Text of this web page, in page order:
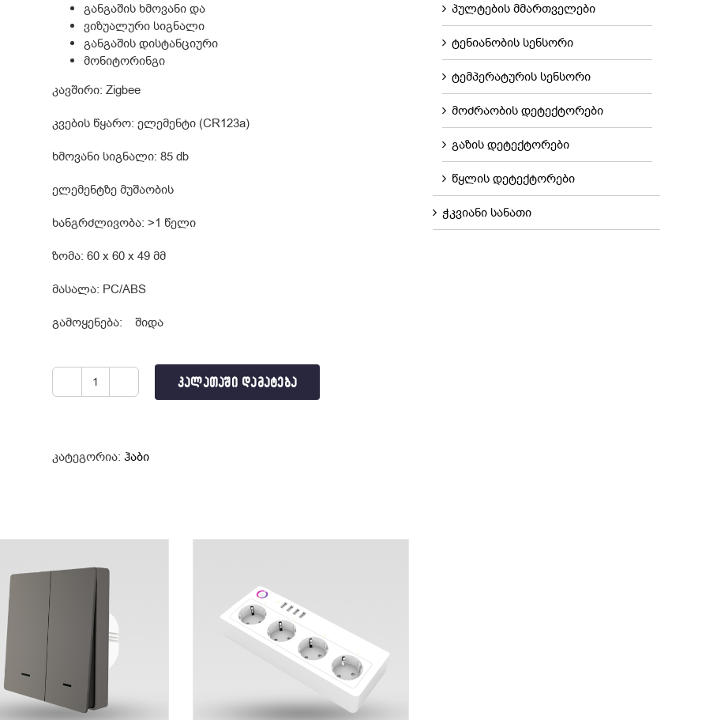
განგაშის ხმოვანი და
ვიზუალური სიგნალი
განგაშის დისტანციური
მონიტორინგი
კავშირი: Zigbee
კვების წყარო: ელემენტი (CR123a)
ხმოვანი სიგნალი: 85 db
ელემენტზე მუშაობის
ხანგრძლივობა: >1 წელი
ზომა: 60 x 60 x 49 მმ
მასალა: PC/ABS
გამოყენება: შიდა
რაოდენობა:
HS1SA
ᲙᲐᲚᲐᲗᲐᲨᲘ ᲓᲐᲛᲐᲢᲔᲑᲐ
კატეგორია: ჰაბი
პულტების მმართველები
ტენიანობის სენსორი
ტემპერატურის სენსორი
მოძრაობის დეტექტორები
გაზის დეტექტორები
წყლის დეტექტორები
ჭკვიანი სანათი